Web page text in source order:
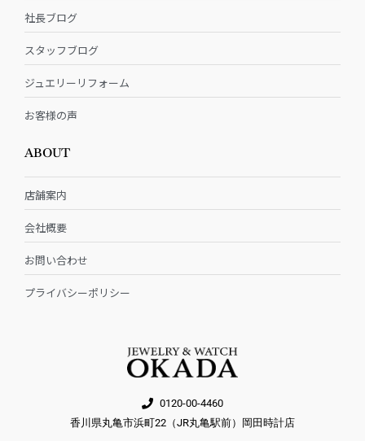
社長ブログ
スタッフブログ
ジュエリーリフォーム
お客様の声
ABOUT
店舗案内
会社概要
お問い合わせ
プライバシーポリシー
0120-00-4460
香川県丸亀市浜町22（JR丸亀駅前）岡田時計店